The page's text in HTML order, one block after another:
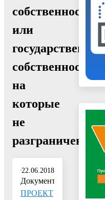
собственности
или
государственная
собственность
на
которые
не
разграничена»"
22.06.2018
Документ:
ПРОЕКТ